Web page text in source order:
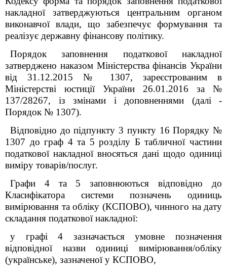
накладної затверджуються центральним органом
виконавчої влади, що забезпечує формування та
реалізує державну фінансову політику.
Порядок заповнення податкової накладної
затверджено наказом Міністерства фінансів України
від 31.12.2015 № 1307, зареєстрованим в
Міністерстві юстиції України 26.01.2016 за №
137/28267, із змінами і доповненнями (далі -
Порядок № 1307).
Відповідно до підпункту 3 пункту 16 Порядку №
1307 до граф 4 та 5 розділу Б табличної частини
податкової накладної вносяться дані щодо одиниці
виміру товарів/послуг.
Графи 4 та 5 заповнюються відповідно до
Класифікатора системи позначень одиниць
вимірювання та обліку (КСПОВО), чинного на дату
складання податкової накладної:
у графі 4 зазначається умовне позначення
відповідної назви одиниці вимірювання/обліку
(українське), зазначеної у КСПОВО,